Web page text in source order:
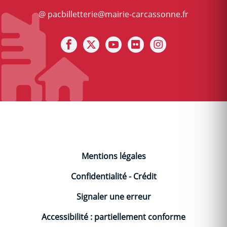
@ pacbilletterie@mairie-carcassonne.fr
Notre facebook
Notre X (ex Twitter)
Notre Chaine youtube
Notre photothèque
Mentions légales
Confidentialité-Crédit
Signaler une erreur
Accessibilité : partiellement conforme